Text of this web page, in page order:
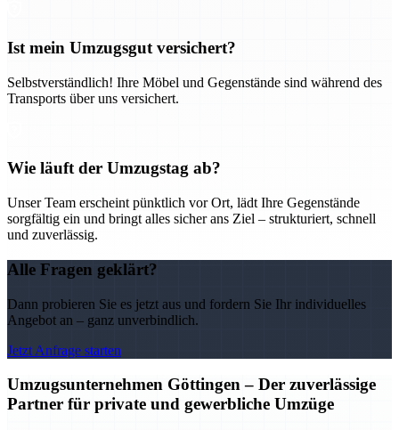
Ist mein Umzugsgut versichert?
Selbstverständlich! Ihre Möbel und Gegenstände sind während des
Transports über uns versichert.
Wie läuft der Umzugstag ab?
Unser Team erscheint pünktlich vor Ort, lädt Ihre Gegenstände
sorgfältig ein und bringt alles sicher ans Ziel – strukturiert, schnell
und zuverlässig.
Alle Fragen geklärt?
Dann probieren Sie es jetzt aus und fordern Sie Ihr individuelles
Angebot an – ganz unverbindlich.
Jetzt Anfrage starten
Umzugsunternehmen Göttingen – Der zuverlässige
Partner für private und gewerbliche Umzüge